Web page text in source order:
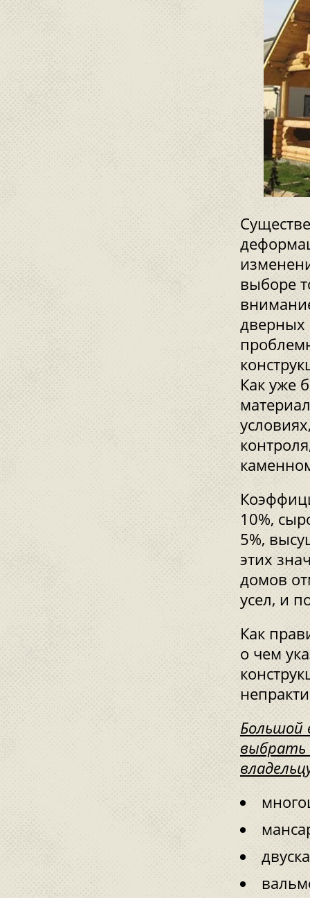
выборе
дверных
Как уже
10%,
5%,
этих
домов
усел, и
Как
о чем
Большой
выбрать